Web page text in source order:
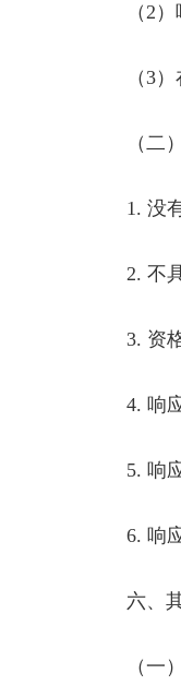
（2）响
（3）在
（二）
1. 没有
2. 不具
3. 资格
4. 响应
5. 响应
6. 响应
六、其
（一）